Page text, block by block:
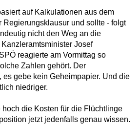
auf Kalkulationen aus dem
Regierungsklausur und sollte - folgt
nicht den Weg an die
Josef
reagierte am Vormittag so
Zahlen gehört. Der
es gebe kein Geheimpapier. Und die
niedriger.
die Kosten für die Flüchtlinge
jetzt jedenfalls genau wissen.